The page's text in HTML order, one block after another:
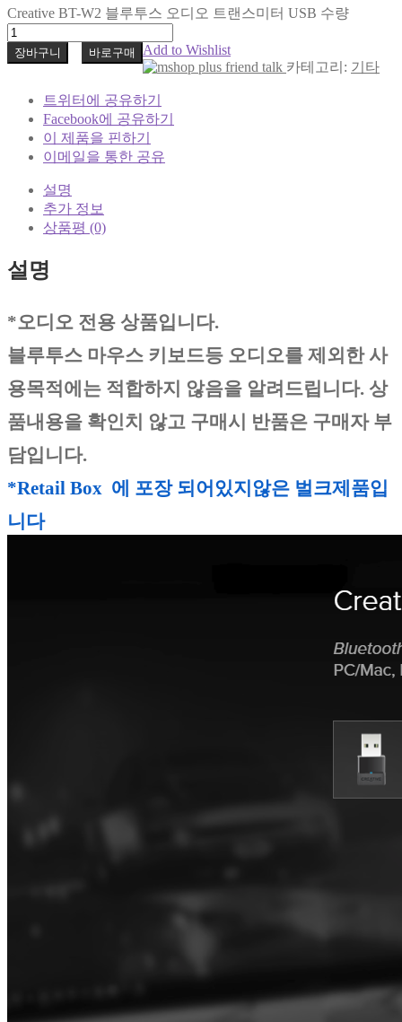
Creative BT-W2 블루투스 오디오 트랜스미터 USB 수량
장바구니 바로구매
Add to Wishlist
카테고리: 기타
트위터에 공유하기
Facebook에 공유하기
이 제품을 핀하기
이메일을 통한 공유
설명
추가 정보
상품평 (0)
설명
*오디오 전용 상품입니다.
블루투스 마우스 키보드등 오디오를 제외한 사
용목적에는 적합하지 않음을 알려드립니다. 상
품내용을 확인치 않고 구매시 반품은 구매자 부
담입니다.
*Retail Box 에 포장 되어있지않은 벌크제품입
니다